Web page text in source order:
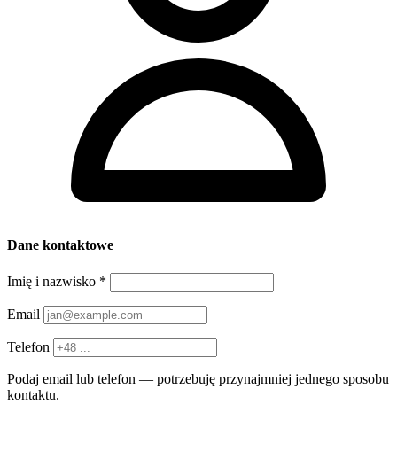
Dane kontaktowe
Imię i nazwisko *
Email
Telefon
Podaj email lub telefon — potrzebuję przynajmniej jednego sposobu
kontaktu.